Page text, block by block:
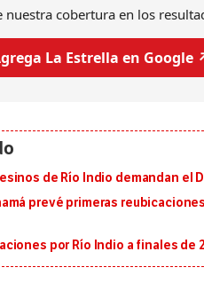
nuestra cobertura en los
La Estrella en Google
de Río Indio demandan el
prevé primeras
por Río Indio a finales de
El
plan